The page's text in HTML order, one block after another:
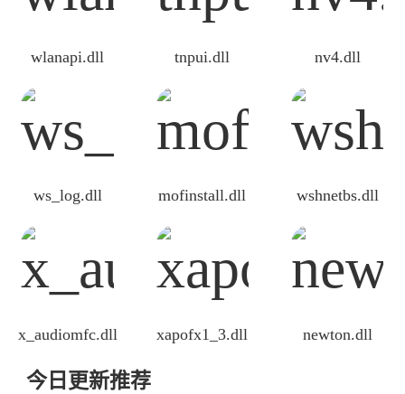
wlanapi.dll tnpui.dll nv4.dll
ws_log.dll mofinstall.dll wshnetbs.dll
x_audiomfc.dll xapofx1_3.dll newton.dll
今日更新推荐